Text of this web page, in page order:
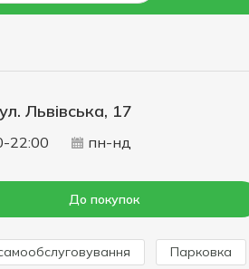
Львівська, 17
22:00 пн-нд
До покупок
Парковка